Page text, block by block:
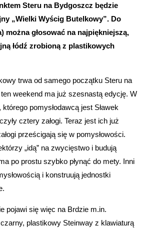
Steru na Bydgoszcz będzie
„Wielki Wyścig Butelkowy”. Do
można głosować na najpiękniejszą,
łódź zrobioną z plastikowych
trwa od samego początku Steru na
weekend ma już szesnastą edycję. W
pomysłodawcą jest Sławek
cztery załogi. Teraz jest ich już
prześcigają się w pomysłowości.
„idą” na zwycięstwo i budują
po prostu szybko płynąć do mety. Inni
i konstruują jednostki
pojawi się więc na Brdzie m.in.
plastikowy Steinway z klawiaturą